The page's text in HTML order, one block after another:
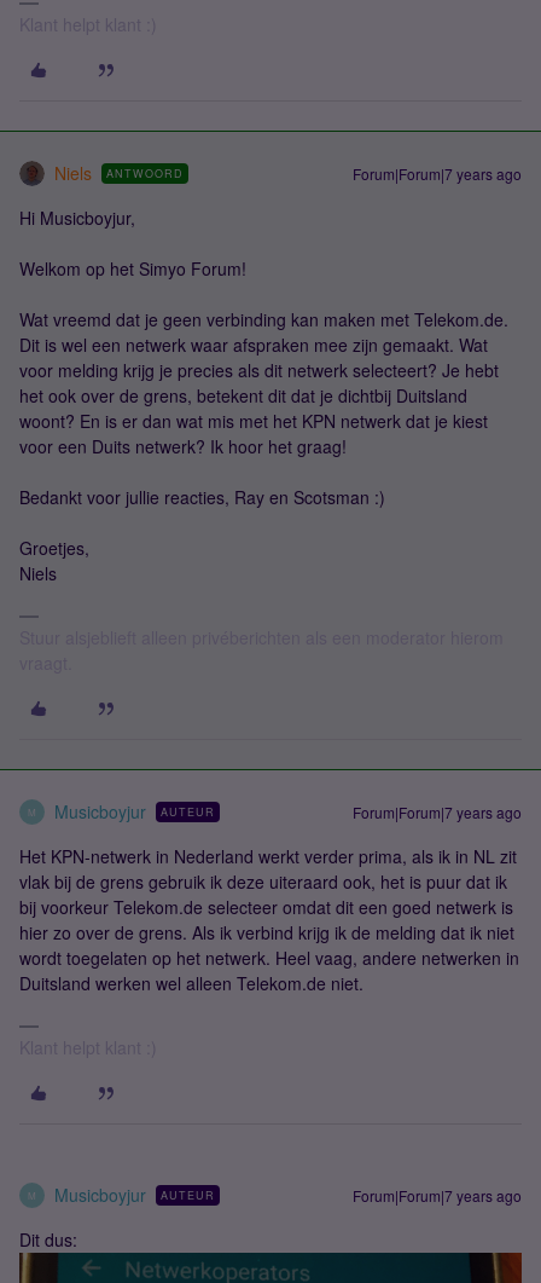
Klant helpt klant :)
Niels ANTWOORD Forum|Forum|7 years ago
Hi Musicboyjur,
Welkom op het Simyo Forum!
Wat vreemd dat je geen verbinding kan maken met Telekom.de.
Dit is wel een netwerk waar afspraken mee zijn gemaakt. Wat
voor melding krijg je precies als dit netwerk selecteert? Je hebt
het ook over de grens, betekent dit dat je dichtbij Duitsland
woont? En is er dan wat mis met het KPN netwerk dat je kiest
voor een Duits netwerk? Ik hoor het graag!
Bedankt voor jullie reacties, Ray en Scotsman :)
Groetjes,
Niels
M Musicboyjur AUTEUR Forum|Forum|7 years ago
Het KPN-netwerk in Nederland werkt verder prima, als ik in NL zit
vlak bij de grens gebruik ik deze uiteraard ook, het is puur dat ik
bij voorkeur Telekom.de selecteer omdat dit een goed netwerk is
hier zo over de grens. Als ik verbind krijg ik de melding dat ik niet
wordt toegelaten op het netwerk. Heel vaag, andere netwerken in
Duitsland werken wel alleen Telekom.de niet.
Klant helpt klant :)
M Musicboyjur AUTEUR Forum|Forum|7 years ago
Dit dus: